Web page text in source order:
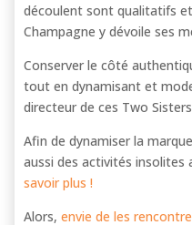
découlent sont qualitatifs
Champagne y dévoile ses
Conserver le côté
tout en dynamisant et
directeur de ces Two
Afin de dynamiser la
aussi des activités insolites
savoir plus !
Alors,envie de les